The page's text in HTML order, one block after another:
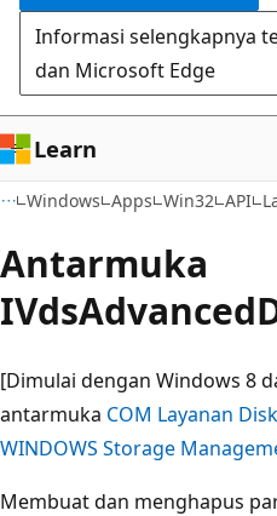
Informasi selengkapnya
dan Microsoft Edge
Learn
Windows Apps Win32 API
Antarmuka
[Dimulai dengan Windows 8
antarmuka COM Layanan
WINDOWS Storage
Membuat dan menghapus